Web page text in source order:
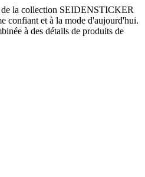
de la collection SEIDENSTICKER
confiant et à la mode d'aujourd'hui.
à des détails de produits de